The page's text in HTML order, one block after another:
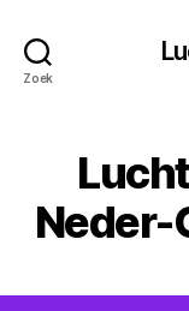
Zoek
Neder-